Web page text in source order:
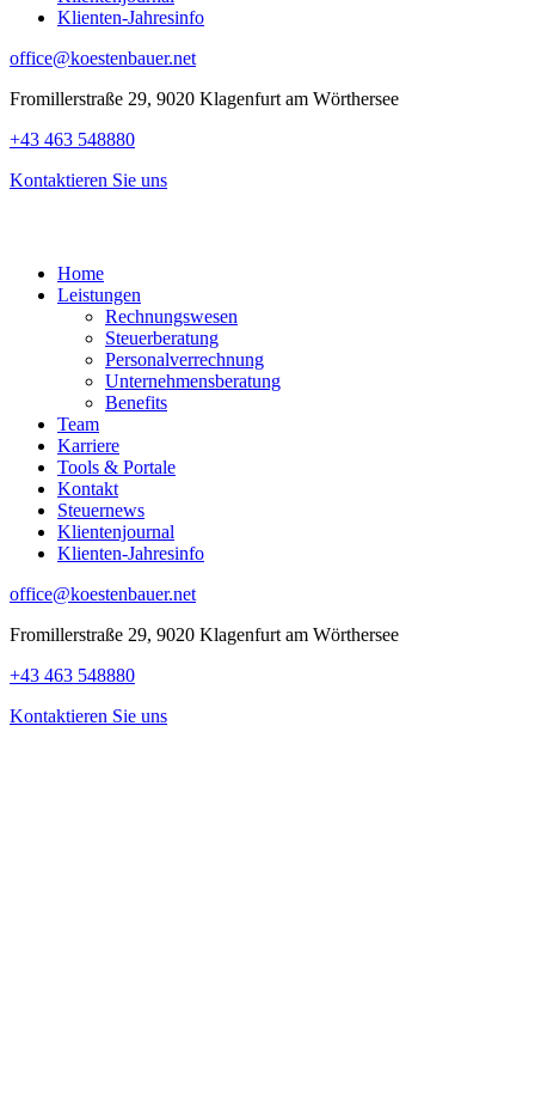
Klienten-Jahresinfo
office@koestenbauer.net
Fromillerstraße 29, 9020 Klagenfurt am Wörthersee
+43 463 548880
Kontaktieren Sie uns
Home
Leistungen
Rechnungswesen
Steuerberatung
Personalverrechnung
Unternehmensberatung
Benefits
Team
Karriere
Tools & Portale
Kontakt
Steuernews
Klientenjournal
Klienten-Jahresinfo
office@koestenbauer.net
Fromillerstraße 29, 9020 Klagenfurt am Wörthersee
+43 463 548880
Kontaktieren Sie uns